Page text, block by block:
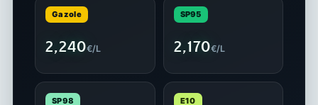
Gazole
2,240€/L
SP95
2,170€/L
SP98 E10